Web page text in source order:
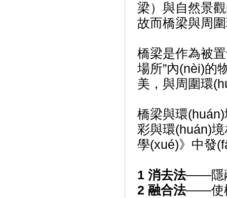
梁）與自然景
故而橋梁與周
橋梁是作為被
場所”內(nèi)的
美，與周圍環
橋梁與環
彩與環(huán)
學(xué)》中發
1 消去法——隱
2 融合法——使